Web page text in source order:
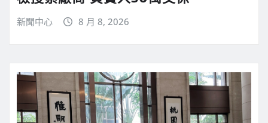
新聞中心 8 月 8, 2026